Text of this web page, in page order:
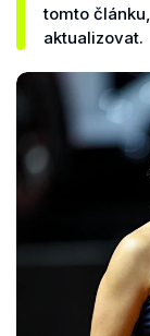
tomto
aktualizovat.